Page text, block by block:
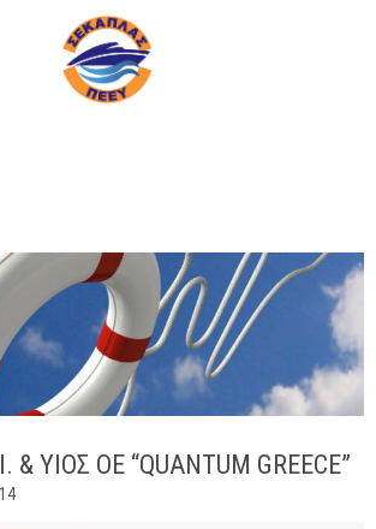
ΥΙΟΣ ΟΕ “QUANTUM GREECE”